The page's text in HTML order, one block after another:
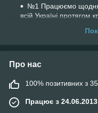
№1 Працюємо
всій Україні протягом
предоплаты
получении и его
Про нас
100% позитивних з 35
Працює з 24.06.2013